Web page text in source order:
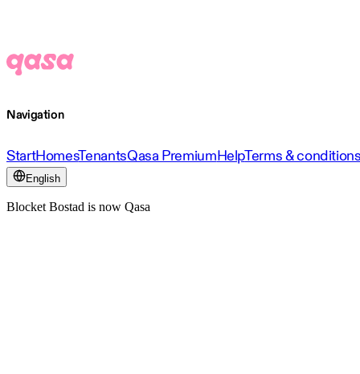
Navigation
StartHomesTenantsQasa PremiumHelpTerms &
English
Blocket Bostad is now Qasa